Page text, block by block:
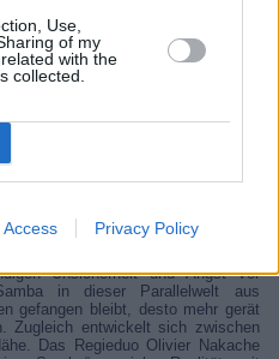
Use,
of my
with the
collected.
Access Privacy Policy
aus dem Senegal nach Frankreich
finanziell zu unterstützen. In Paris
Hilfsjobs über Wasser. Als
Stelle in Aussicht gestellt wird,
Um seine Situation zu
die jedoch
Ausländerbehörde festgesetzt und
er Alice, die sich nach einem
nach ihrem Zusammenbruch
Schicksal nicht los. Nach
Unsicherheit und Angst vor
in dieser Parallelwelt aus
gefangen bleibt, desto mehr gerät
Zugleich entwickelt sich zwischen
Das Regieduo Olivier Nakache